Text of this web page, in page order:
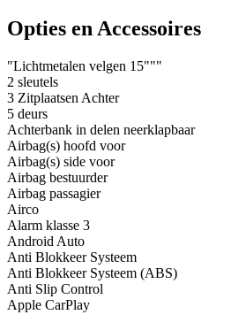
Opties en Accessoires
"Lichtmetalen velgen 15"""
2 sleutels
3 Zitplaatsen Achter
5 deurs
Achterbank in delen neerklapbaar
Airbag(s) hoofd voor
Airbag(s) side voor
Airbag bestuurder
Airbag passagier
Airco
Alarm klasse 3
Android Auto
Anti Blokkeer Systeem
Anti Blokkeer Systeem (ABS)
Anti Slip Control
Apple CarPlay